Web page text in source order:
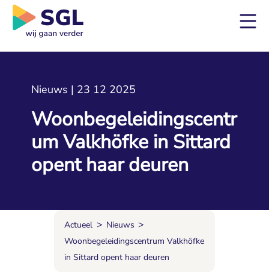
Nieuws | 23 12 2025
Woonbegeleidingscentr
um Valkhöfke in Sittard
opent haar deuren
Actueel > Nieuws >
Woonbegeleidingscentrum Valkhöfke
in Sittard opent haar deuren